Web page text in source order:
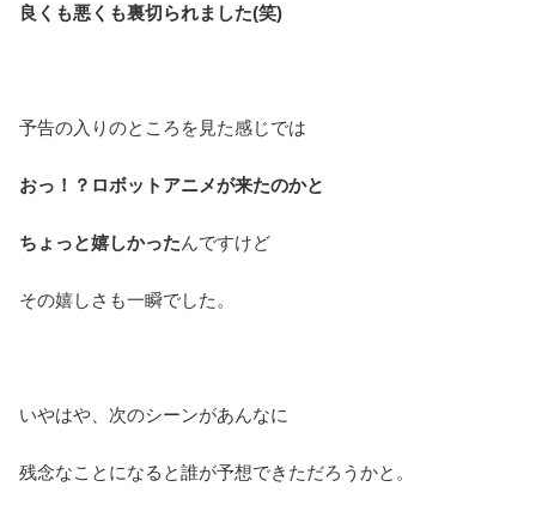
良くも悪くも裏切られました(笑)
予告の入りのところを見た感じでは
おっ！？ロボットアニメが来たのかと
ちょっと嬉しかったんですけど
その嬉しさも一瞬でした。
いやはや、次のシーンがあんなに
残念なことになると誰が予想できただろうかと。